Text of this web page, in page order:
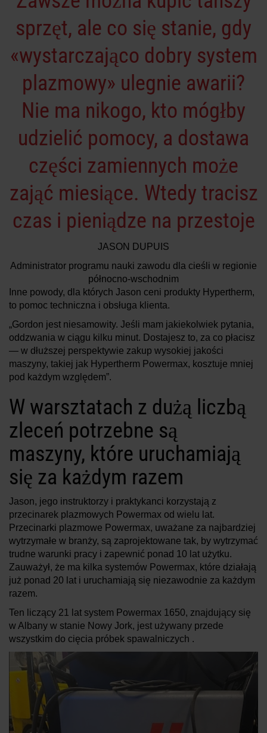
sprzęt, ale co się stanie, gdy
«wystarczająco dobry system
plazmowy» ulegnie awarii?
Nie ma nikogo, kto mógłby
udzielić pomocy, a dostawa
części zamiennych może
zająć miesiące. Wtedy tracisz
czas i pieniądze na przestoje
JASON DUPUIS
Administrator programu nauki zawodu dla cieśli w regionie
północno-wschodnim
Inne powody, dla których Jason ceni produkty Hypertherm,
to pomoc techniczna i obsługa klienta.
„Gordon jest niesamowity. Jeśli mam jakiekolwiek pytania,
oddzwania w ciągu kilku minut. Dostajesz to, za co płacisz
— w dłuższej perspektywie zakup wysokiej jakości
maszyny, takiej jak Hypertherm Powermax, kosztuje mniej
pod każdym względem”.
W warsztatach z dużą liczbą
zleceń potrzebne są
maszyny, które uruchamiają
się za każdym razem
Jason, jego instruktorzy i praktykanci korzystają z
przecinarek plazmowych Powermax od wielu lat.
Przecinarki plazmowe Powermax, uważane za najbardziej
wytrzymałe w branży, są zaprojektowane tak, by wytrzymać
trudne warunki pracy i zapewnić ponad 10 lat użytku.
Zauważył, że ma kilka systemów Powermax, które działają
już ponad 20 lat i uruchamiają się niezawodnie za każdym
razem.
Ten liczący 21 lat system Powermax 1650, znajdujący się
w Albany w stanie Nowy Jork, jest używany przede
wszystkim do cięcia próbek spawalniczych .